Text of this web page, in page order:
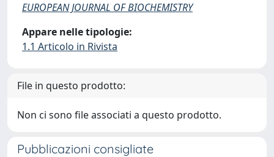
EUROPEAN JOURNAL OF BIOCHEMISTRY
Appare nelle tipologie:
1.1 Articolo in Rivista
File in questo prodotto:
Non ci sono file associati a questo prodotto.
Pubblicazioni consigliate